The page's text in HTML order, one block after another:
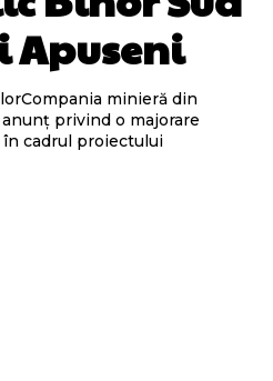
minieră din
privind o majorare
în cadrul proiectului